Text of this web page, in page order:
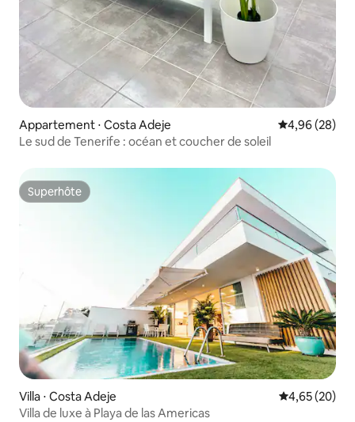
Appartement ⋅ Costa Adeje Évaluation
4,96 (28)
Le sud de Tenerife : océan et coucher de soleil
Superhôte
Superhôte
Villa ⋅ Costa Adeje Évaluation
4,65 (20)
Villa de luxe à Playa de las Americas